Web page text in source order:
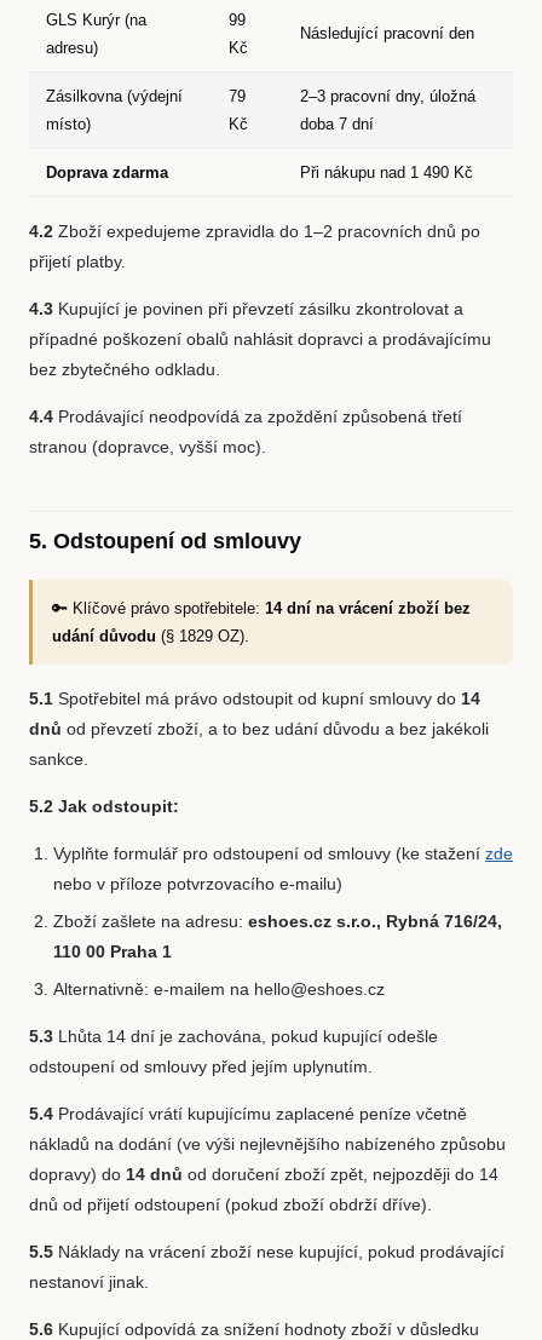
GLS Kurýr (na
adresu)
99
Kč
Následující pracovní den
Zásilkovna (výdejní
místo)
79
Kč
2–3 pracovní dny, úložná
doba 7 dní
Doprava zdarma Při nákupu nad 1 490 Kč
4.2 Zboží expedujeme zpravidla do 1–2 pracovních dnů po
přijetí platby.
4.3 Kupující je povinen při převzetí zásilku zkontrolovat a
případné poškození obalů nahlásit dopravci a prodávajícímu
bez zbytečného odkladu.
4.4 Prodávající neodpovídá za zpoždění způsobená třetí
stranou (dopravce, vyšší moc).
5. Odstoupení od smlouvy
🔑 Klíčové právo spotřebitele: 14 dní na vrácení zboží bez
udání důvodu (§ 1829 OZ).
5.1 Spotřebitel má právo odstoupit od kupní smlouvy do 14
dnů od převzetí zboží, a to bez udání důvodu a bez jakékoli
sankce.
5.2 Jak odstoupit:
Vyplňte formulář pro odstoupení od smlouvy (ke stažení zde
nebo v příloze potvrzovacího e-mailu)
Zboží zašlete na adresu: eshoes.cz s.r.o., Rybná 716/24,
110 00 Praha 1
Alternativně: e-mailem na hello@eshoes.cz
5.3 Lhůta 14 dní je zachována, pokud kupující odešle
odstoupení od smlouvy před jejím uplynutím.
5.4 Prodávající vrátí kupujícímu zaplacené peníze včetně
nákladů na dodání (ve výši nejlevnějšího nabízeného způsobu
dopravy) do 14 dnů od doručení zboží zpět, nejpozději do 14
dnů od přijetí odstoupení (pokud zboží obdrží dříve).
5.5 Náklady na vrácení zboží nese kupující, pokud prodávající
nestanoví jinak.
5.6 Kupující odpovídá za snížení hodnoty zboží v důsledku